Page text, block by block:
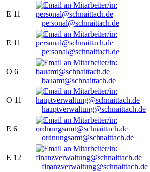
E 11
personal@schnaittach.de
E 11
personal@schnaittach.de
O 6
bauamt@schnaittach.de
O 11
hauptverwaltung@schnaittach.de
E 6
ordnungsamt@schnaittach.de
E 12
finanzverwaltung@schnaittach.de